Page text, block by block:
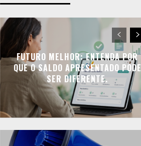
FUTURO MELHOR: ENTENDA POR
QUE O SALDO APRESENTADO PODE
SER DIFERENTE.